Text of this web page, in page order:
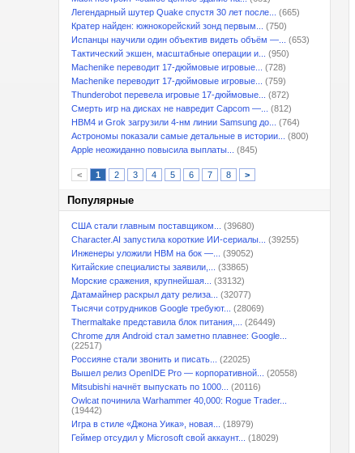
Легендарный шутер Quake спустя 30 лет после...
(665)
Кратер найден: южнокорейский зонд первым...
(750)
Испанцы научили один объектив видеть объём —...
(653)
Тактический экшен, масштабные операции и...
(950)
Machenike переводит 17-дюймовые игровые...
(728)
Machenike переводит 17-дюймовые игровые...
(759)
Thunderobot перевела игровые 17-дюймовые...
(872)
Смерть игр на дисках не навредит Capcom —...
(812)
HBM4 и Grok загрузили 4-нм линии Samsung до...
(764)
Астрономы показали самые детальные в истории...
(800)
Apple неожиданно повысила выплаты...
(845)
< 1 2 3 4 5 6 7 8 >
Популярные
США стали главным поставщиком...
(39680)
Character.AI запустила короткие ИИ-сериалы...
(39255)
Инженеры уложили HBM на бок —...
(39052)
Китайские специалисты заявили,...
(33865)
Морские сражения, крупнейшая...
(33132)
Датамайнер раскрыл дату релиза...
(32077)
Тысячи сотрудников Google требуют...
(28069)
Thermaltake представила блок питания,...
(26449)
Chrome для Android стал заметно плавнее: Google...
(22517)
Россияне стали звонить и писать...
(22025)
Вышел релиз OpenIDE Pro — корпоративной...
(20558)
Mitsubishi начнёт выпускать по 1000...
(20116)
Owlcat починила Warhammer 40,000: Rogue Trader...
(19442)
Игра в стиле «Джона Уика», новая...
(18979)
Геймер отсудил у Microsoft свой аккаунт...
(18029)